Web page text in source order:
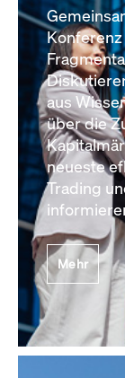
Konferenz
aus
über die
neueste
Trading
Mehr